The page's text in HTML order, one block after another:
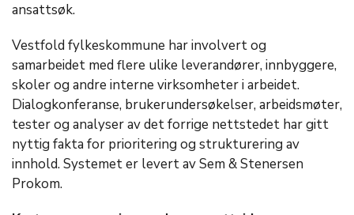
ansattsøk.
Vestfold fylkeskommune har involvert og
samarbeidet med flere ulike leverandører, innbyggere,
skoler og andre interne virksomheter i arbeidet.
Dialogkonferanse, brukerundersøkelser, arbeidsmøter,
tester og analyser av det forrige nettstedet har gitt
nyttig fakta for prioritering og strukturering av
innhold. Systemet er levert av Sem & Stenersen
Prokom.